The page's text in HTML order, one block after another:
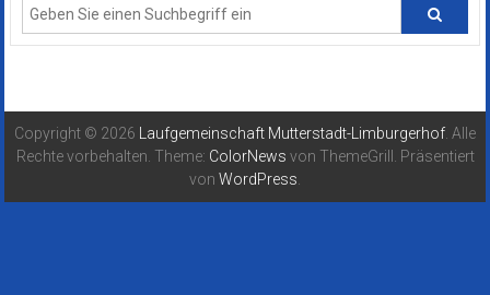
Copyright © 2026 Laufgemeinschaft Mutterstadt-Limburgerhof . Alle
Rechte vorbehalten. Theme: ColorNews von ThemeGrill. Präsentiert
von WordPress